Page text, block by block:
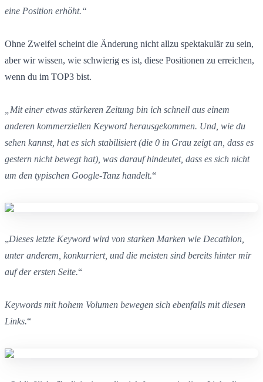
eine Position erhöht.“
Ohne Zweifel scheint die Änderung nicht allzu spektakulär zu sein,
aber wir wissen, wie schwierig es ist, diese Positionen zu erreichen,
wenn du im TOP3 bist.
„Mit einer etwas stärkeren Zeitung bin ich schnell aus einem
anderen kommerziellen Keyword herausgekommen. Und, wie du
sehen kannst, hat es sich stabilisiert (die 0 in Grau zeigt an, dass es
gestern nicht bewegt hat), was darauf hindeutet, dass es sich nicht
um den typischen Google-Tanz handelt.“
„Dieses letzte Keyword wird von starken Marken wie Decathlon,
unter anderem, konkurriert, und die meisten sind bereits hinter mir
auf der ersten Seite.“
Keywords mit hohem Volumen bewegen sich ebenfalls mit diesen
Links.“